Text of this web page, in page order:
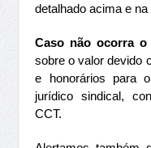
detalhado acima e
Caso não ocorra o
sobre o valor devido
e honorários para
jurídico sindical,
CCT.